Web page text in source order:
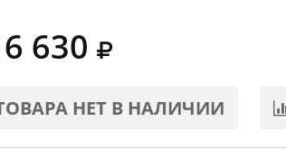
630
НЕТ В НАЛИЧИИ